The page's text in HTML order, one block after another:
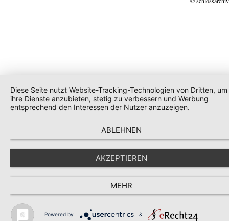
Diese Seite nutzt Website-Tracking-Technologien von Dritten, um
ihre Dienste anzubieten, stetig zu verbessern und Werbung
entsprechend den Interessen der Nutzer anzuzeigen.
ABLEHNEN
AKZEPTIEREN
MEHR
Powered by &